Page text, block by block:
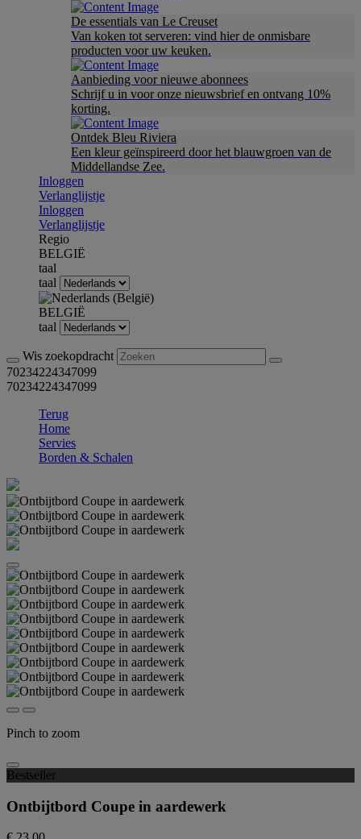
De essentials van Le Creuset
Van koken tot serveren: vind hier de onmisbare
producten voor uw keuken.
Aanbieding voor nieuwe abonnees
Schrijf u in voor onze nieuwsbrief en ontvang 10%
korting.
Ontdek Bleu Riviera
Een kleur geïnspireerd door het blauwgroen van de
Middellandse Zee.
Inloggen
Verlanglijstje
Inloggen
Verlanglijstje
Regio
BELGIË
taal
taal
BELGIË
taal
Wis zoekopdracht
70234224347099
70234224347099
Terug
Home
Servies
Borden & Schalen
Pinch to zoom
Bestseller
Ontbijtbord Coupe in aardewerk